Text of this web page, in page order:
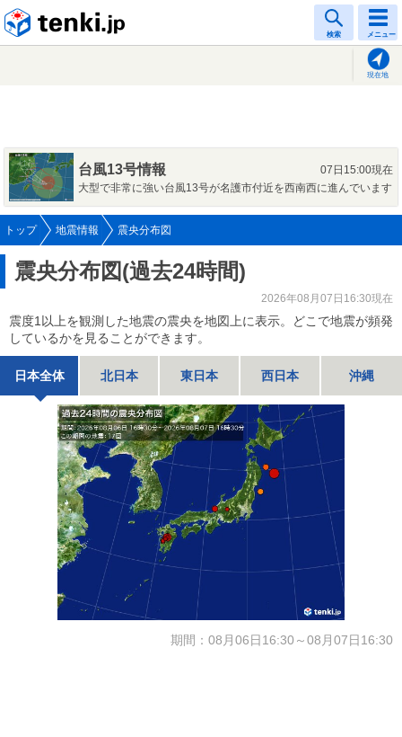
検索 メニュー
現在地
台風13号情報
07日15:00現在
大型で非常に強い台風13号が名護市付近を西南西に進んでいます
トップ 地震情報 震央分布図
震央分布図(過去24時間)
2026年08月07日16:30現在
震度1以上を観測した地震の震央を地図上に表示。どこで地震が頻発
しているかを見ることができます。
日本全体 北日本 東日本 西日本 沖縄
期間：08月06日16:30～08月07日16:30